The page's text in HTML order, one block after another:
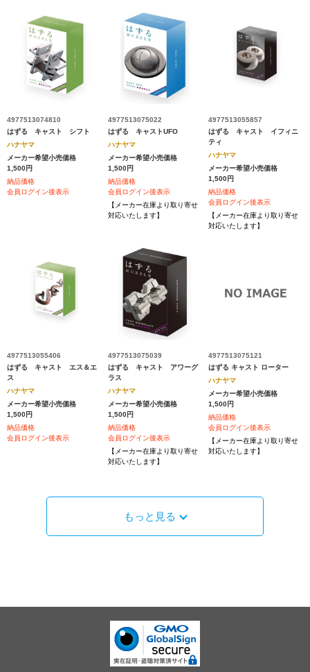
4977513074810
はずる キャスト シフト
ハナヤマ
メーカー希望小売価格
1,500円
納品価格
会員ログイン後表示
4977513075022
はずる キャストUFO
ハナヤマ
メーカー希望小売価格
1,500円
納品価格
会員ログイン後表示
【メーカー在庫より取り寄せ
対応いたします】
4977513055857
はずる キャスト イフィニ
ティ
ハナヤマ
メーカー希望小売価格
1,500円
納品価格
会員ログイン後表示
【メーカー在庫より取り寄せ
対応いたします】
4977513055406
はずる キャスト エス＆エ
ス
ハナヤマ
メーカー希望小売価格
1,500円
納品価格
会員ログイン後表示
4977513075039
はずる キャスト アワーグ
ラス
ハナヤマ
メーカー希望小売価格
1,500円
納品価格
会員ログイン後表示
【メーカー在庫より取り寄せ
対応いたします】
4977513075121
はずる キャスト ローター
ハナヤマ
メーカー希望小売価格
1,500円
納品価格
会員ログイン後表示
【メーカー在庫より取り寄せ
対応いたします】
もっと見る